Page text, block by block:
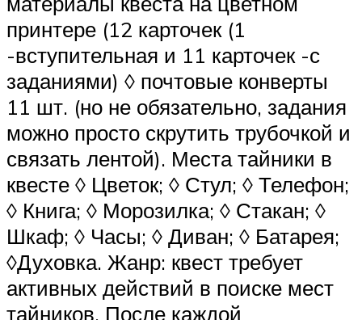
принтере (12 карточек (1
-вступительная и 11 карточек -с
заданиями) ◊ почтовые конверты
11 шт. (но не обязательно, задания
можно просто скрутить трубочкой и
связать лентой). Места тайники в
квесте ◊ Цветок; ◊ Стул; ◊ Телефон;
◊ Книга; ◊ Морозилка; ◊ Стакан; ◊
Шкаф; ◊ Часы; ◊ Диван; ◊ Батарея;
◊Духовка. Жанр: квест требует
активных действий в поиске мест
тайников. После каждой